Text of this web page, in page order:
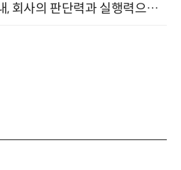
“문서에 묻힌 지식을 꺼내, 회사의 판단력과 실행력으로 바꾸다” (8/20)